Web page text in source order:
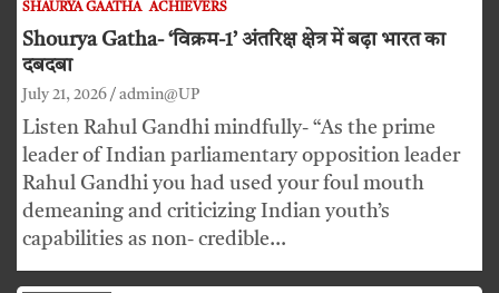
SHAURYA GAATHA ACHIEVERS
Shourya Gatha- ‘विक्रम-1’ अंतरिक्ष क्षेत्र में बढ़ा भारत का
दबदबा
July 21, 2026 admin@UP
Listen Rahul Gandhi mindfully- “As the prime
leader of Indian parliamentary opposition leader
Rahul Gandhi you had used your foul mouth
demeaning and criticizing Indian youth’s
capabilities as non- credible…